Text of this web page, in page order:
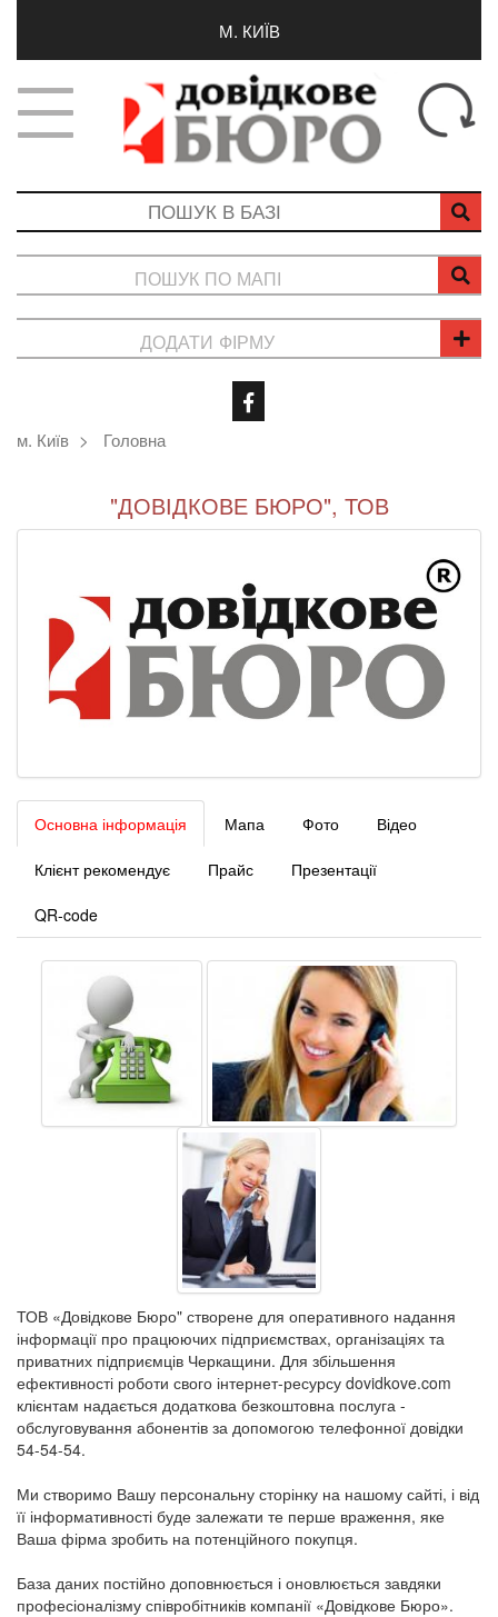
М. КИЇВ
ПОШУК ПО МАПІ
ДОДАТИ ФІРМУ
м. Київ Головна
"ДОВІДКОВЕ БЮРО", ТОВ
Основна інформація Мапа Фото Відео
Клієнт рекомендує Прайс Презентації
QR-code
ТОВ «Довідкове Бюро" створене для оперативного надання
інформації про працюючих підприємствах, організаціях та
приватних підприємців Черкащини. Для збільшення
ефективності роботи свого інтернет-ресурсу dovidkove.com
клієнтам надається додаткова безкоштовна послуга -
обслуговування абонентів за допомогою телефонної довідки
54-54-54.
Ми створимо Вашу персональну сторінку на нашому сайті, і від
її інформативності буде залежати те перше враження, яке
Ваша фірма зробить на потенційного покупця.
База даних постійно доповнюється і оновлюється завдяки
професіоналізму співробітників компанії «Довідкове Бюро».